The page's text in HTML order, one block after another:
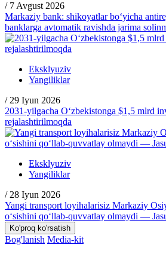
/ 7 Avgust 2026
Markaziy bank: shikoyatlar bo‘yicha
banklarga avtomatik ravishda jarima
Eksklyuziv
Yangiliklar
/ 29 Iyun 2026
2031-yilgacha O‘zbekistonga $1,5 mlrd
rejalashtirilmoqda
Eksklyuziv
Yangiliklar
/ 28 Iyun 2026
Yangi transport loyihalarisiz Markaziy
o‘sishini qo‘llab-quvvatlay olmaydi —
Ko'proq ko'rsatish
Bog'lanish Media-kit